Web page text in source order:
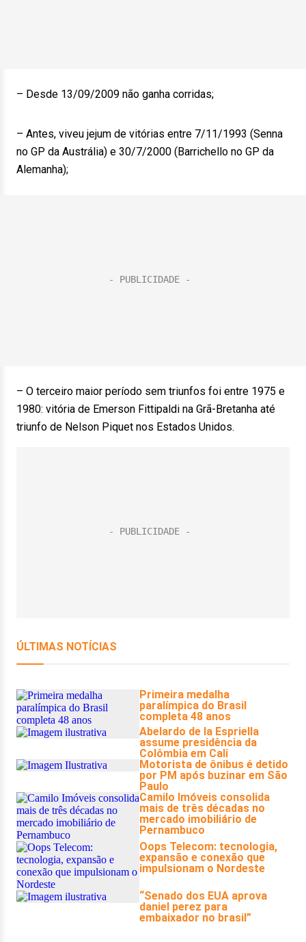
– Desde 13/09/2009 não ganha corridas;
– Antes, viveu jejum de vitórias entre 7/11/1993 (Senna
no GP da Austrália) e 30/7/2000 (Barrichello no GP da
Alemanha);
– O terceiro maior período sem triunfos foi entre 1975 e
1980: vitória de Emerson Fittipaldi na Grã-Bretanha até
triunfo de Nelson Piquet nos Estados Unidos.